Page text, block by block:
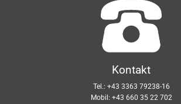
Kontakt
Tel.: +43 3363 79238-16
Mobil: +43 660 35 22 702